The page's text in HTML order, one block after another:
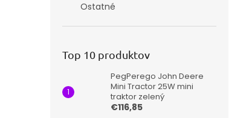
Ostatné
Top 10 produktov
PegPerego John Deere
Mini Tractor 25W mini
traktor zelený
€116,85